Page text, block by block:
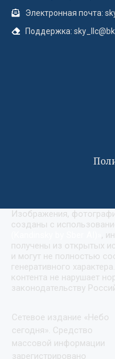
Электронная почта:
Поддержка:
Изображения,
созданы с
,
получены из открытых
и могут не полностью
генеративного
контента не нарушает
законодательству
Сетевое издание «Небо
сегодня». Средство
массовой информации
зарегистрировано